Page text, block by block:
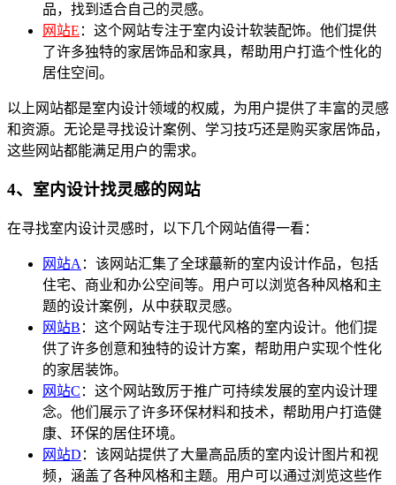
品，找到适合自己的灵感。
网站E ：这个网站专注于室内设计软装配饰。他们提供
了许多独特的家居饰品和家具，帮助用户打造个性化的
居住空间。
以上网站都是室内设计领域的权威，为用户提供了丰富的灵感
和资源。无论是寻找设计案例、学习技巧还是购买家居饰品，
这些网站都能满足用户的需求。
4、室内设计找灵感的网站
在寻找室内设计灵感时，以下几个网站值得一看：
网站A ：该网站汇集了全球蕞新的室内设计作品，包括
住宅、商业和办公空间等。用户可以浏览各种风格和主
题的设计案例，从中获取灵感。
网站B ：这个网站专注于现代风格的室内设计。他们提
供了许多创意和独特的设计方案，帮助用户实现个性化
的家居装饰。
网站C ：这个网站致厉于推广可持续发展的室内设计理
念。他们展示了许多环保材料和技术，帮助用户打造健
康、环保的居住环境。
网站D ：该网站提供了大量高品质的室内设计图片和视
频，涵盖了各种风格和主题。用户可以通过浏览这些作